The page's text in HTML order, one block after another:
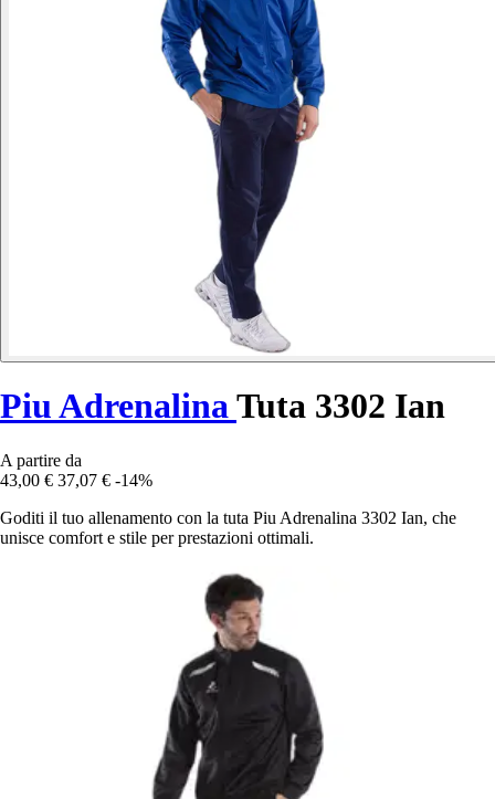
Piu AdrenalinaTuta 3302 Ian
A partire da
43,00 € 37,07 € -14%
Goditi il tuo allenamento con la tuta Piu Adrenalina 3302 Ian, che
unisce comfort e stile per prestazioni ottimali.